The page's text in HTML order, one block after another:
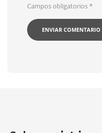
Campos obligatorios*